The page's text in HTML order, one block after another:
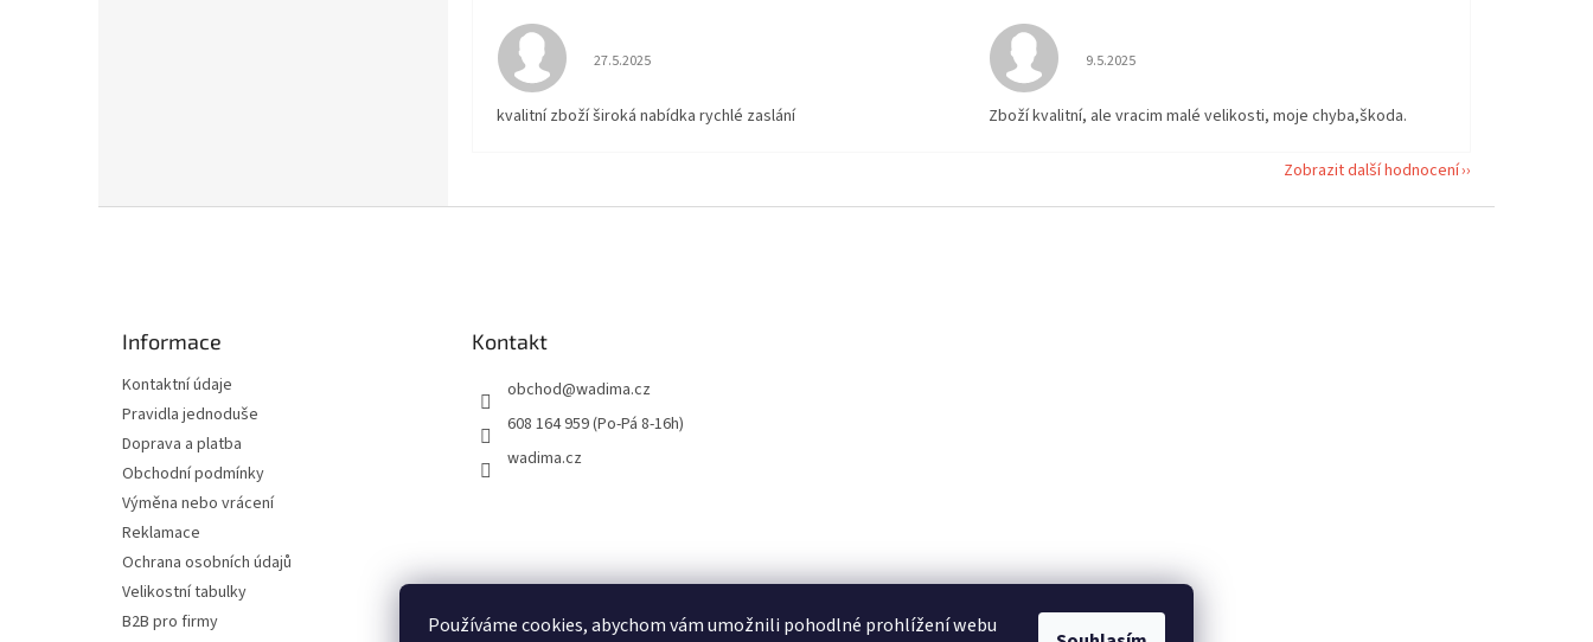
Používáme cookies, abychom vám umožnili pohodlné prohlížení webu
Hodnocení obchodu je 5 z 5 hvězdiček.
27.5.2025
kvalitní zboží široká nabídka rychlé zaslání
Hodnocení obchodu je 5 z 5 hvězdiček.
9.5.2025
Zboží kvalitní, ale vracim malé velikosti, moje chyba,škoda.
Zobrazit další hodnocení
Informace
Kontaktní údaje
Pravidla jednoduše
Doprava a platba
Obchodní podmínky
Výměna nebo vrácení
Reklamace
Ochrana osobních údajů
Velikostní tabulky
B2B pro firmy
Kontakt
obchod@wadima.cz
608 164 959 (Po-Pá 8-16h)
wadima.cz